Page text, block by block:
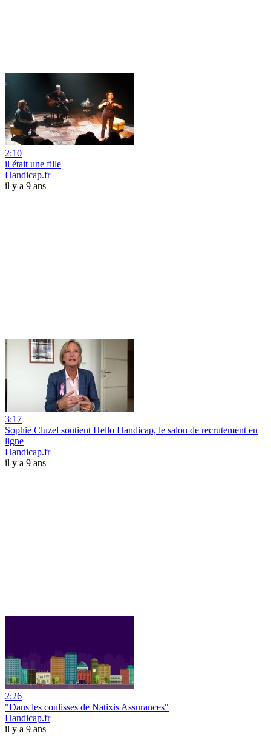
2:10
il était une fille
Handicap.fr
il y a 9 ans
3:17
Sophie Cluzel soutient Hello Handicap, le salon de recrutement en
ligne
Handicap.fr
il y a 9 ans
2:26
"Dans les coulisses de Natixis Assurances"
Handicap.fr
il y a 9 ans